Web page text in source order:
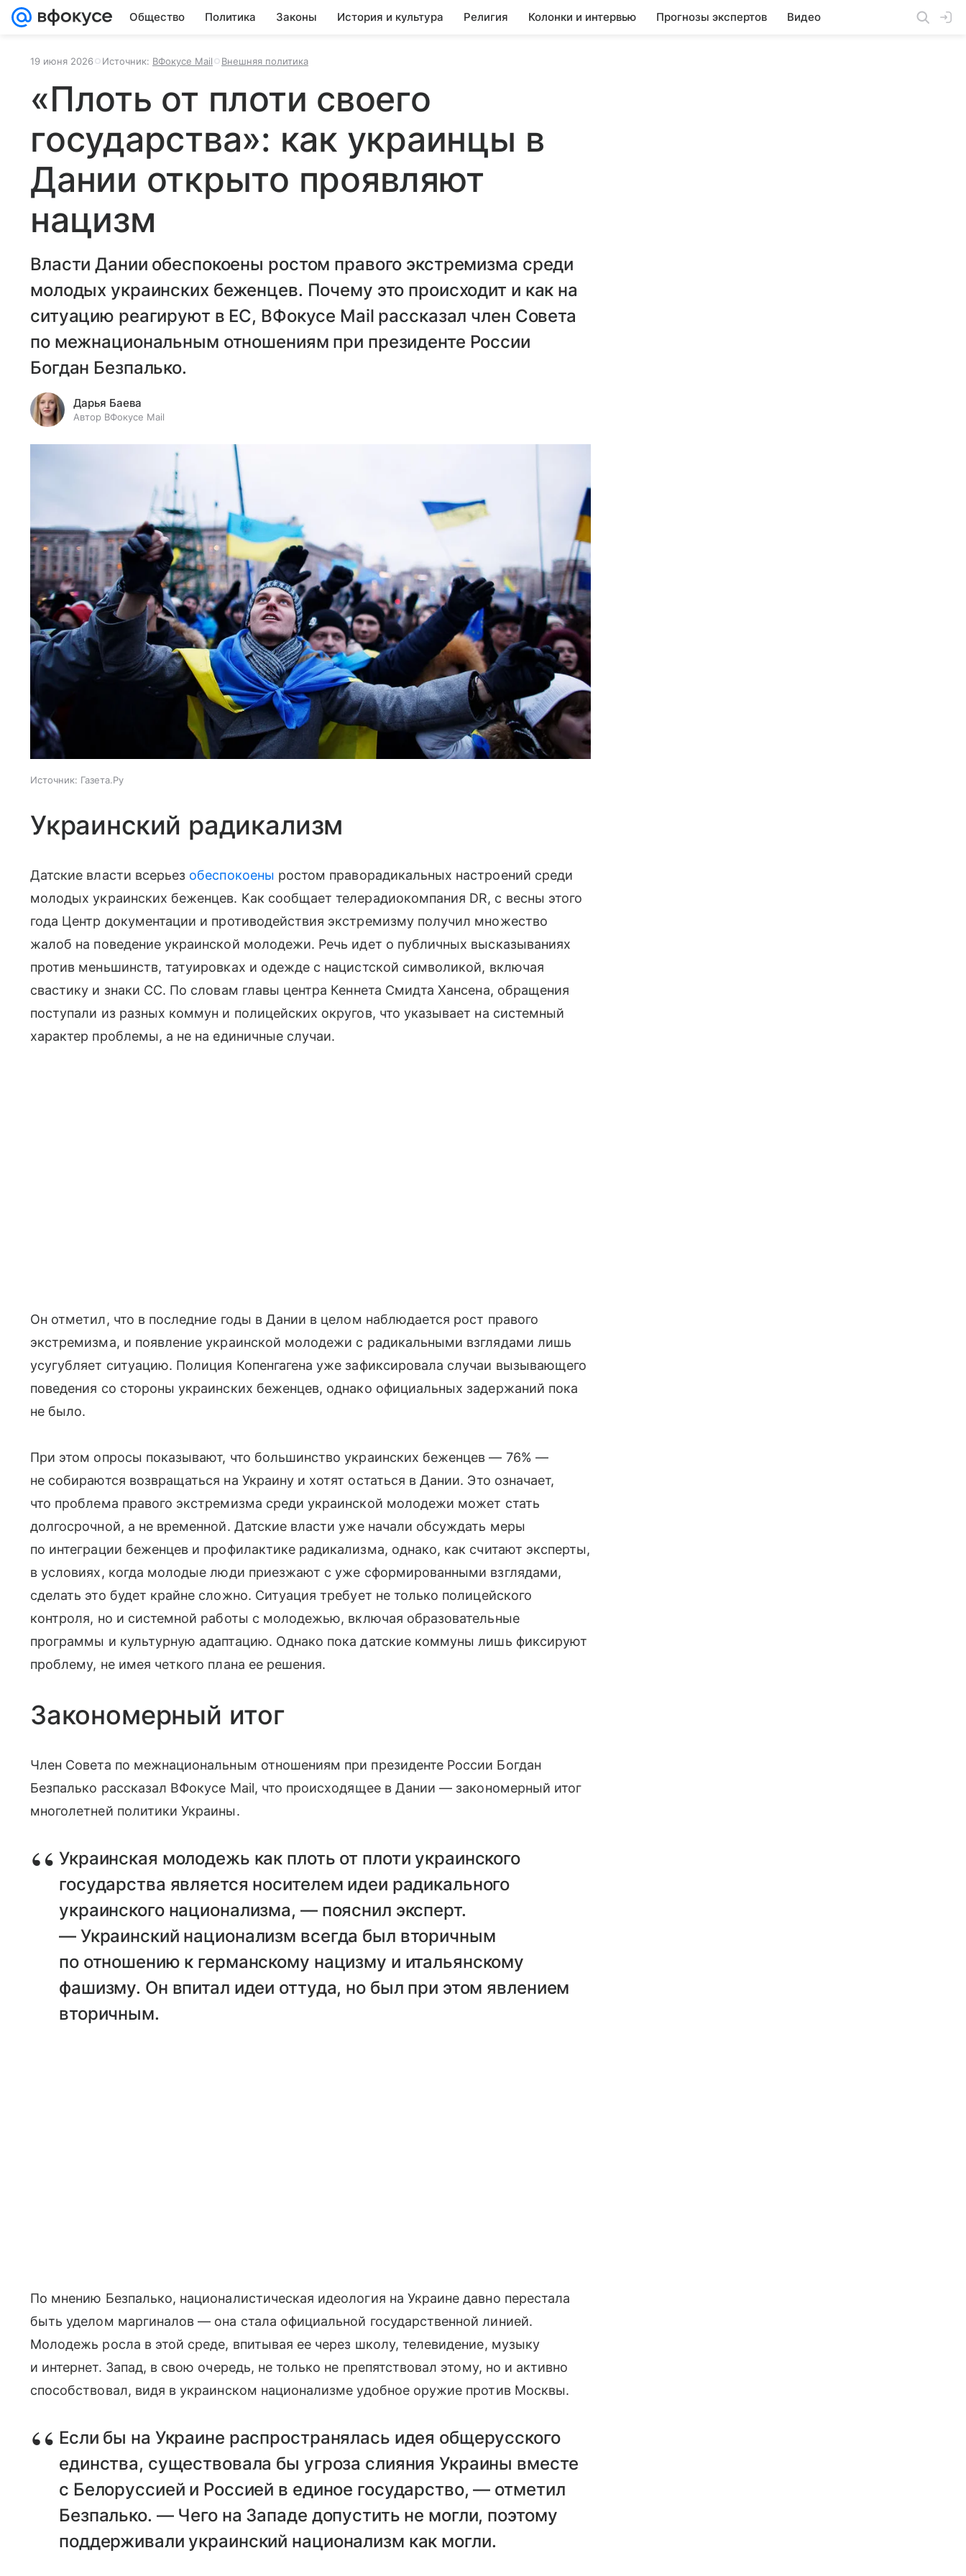
Общество Политика Законы История и культура Религия Колонки и интервью Прогнозы экспертов Видео
19 июня 2026 Источник: ВФокусе Mail Внешняя политика
«Плоть от плоти своего
государства»: как украинцы в
Дании открыто проявляют
нацизм
Власти Дании обеспокоены ростом правого экстремизма среди
молодых украинских беженцев. Почему это происходит и как на
ситуацию реагируют в ЕC, ВФокусе Mail рассказал член Совета
по межнациональным отношениям при президенте России
Богдан Безпалько.
Дарья Баева
Автор ВФокусе Mail
Источник: Газета.Ру
Украинский радикализм
Датские власти всерьез обеспокоены ростом праворадикальных настроений среди
молодых украинских беженцев. Как сообщает телерадиокомпания DR, с весны этого
года Центр документации и противодействия экстремизму получил множество
жалоб на поведение украинской молодежи. Речь идет о публичных высказываниях
против меньшинств, татуировках и одежде с нацистской символикой, включая
свастику и знаки СС. По словам главы центра Кеннета Смидта Хансена, обращения
поступали из разных коммун и полицейских округов, что указывает на системный
характер проблемы, а не на единичные случаи.
Он отметил, что в последние годы в Дании в целом наблюдается рост правого
экстремизма, и появление украинской молодежи с радикальными взглядами лишь
усугубляет ситуацию. Полиция Копенгагена уже зафиксировала случаи вызывающего
поведения со стороны украинских беженцев, однако официальных задержаний пока
не было.
При этом опросы показывают, что большинство украинских беженцев — 76% —
не собираются возвращаться на Украину и хотят остаться в Дании. Это означает,
что проблема правого экстремизма среди украинской молодежи может стать
долгосрочной, а не временной. Датские власти уже начали обсуждать меры
по интеграции беженцев и профилактике радикализма, однако, как считают эксперты,
в условиях, когда молодые люди приезжают с уже сформированными взглядами,
сделать это будет крайне сложно. Ситуация требует не только полицейского
контроля, но и системной работы с молодежью, включая образовательные
программы и культурную адаптацию. Однако пока датские коммуны лишь фиксируют
проблему, не имея четкого плана ее решения.
Закономерный итог
Член Совета по межнациональным отношениям при президенте России Богдан
Безпалько рассказал ВФокусе Mail, что происходящее в Дании — закономерный итог
многолетней политики Украины.
Украинская молодежь как плоть от плоти украинского
государства является носителем идеи радикального
украинского национализма, — пояснил эксперт.
— Украинский национализм всегда был вторичным
по отношению к германскому нацизму и итальянскому
фашизму. Он впитал идеи оттуда, но был при этом явлением
вторичным.
По мнению Безпалько, националистическая идеология на Украине давно перестала
быть уделом маргиналов — она стала официальной государственной линией.
Молодежь росла в этой среде, впитывая ее через школу, телевидение, музыку
и интернет. Запад, в свою очередь, не только не препятствовал этому, но и активно
способствовал, видя в украинском национализме удобное оружие против Москвы.
Если бы на Украине распространялась идея общерусского
единства, существовала бы угроза слияния Украины вместе
с Белоруссией и Россией в единое государство, — отметил
Безпалько. — Чего на Западе допустить не могли, поэтому
поддерживали украинский национализм как могли.